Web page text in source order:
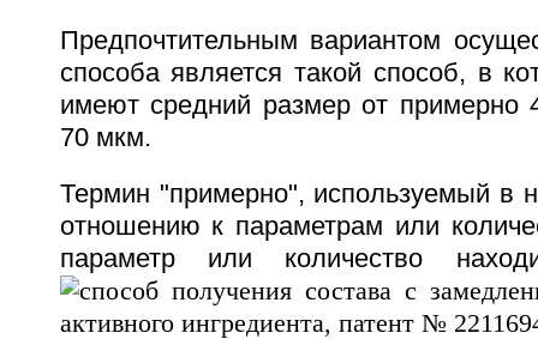
Предпочтительным вариантом
способа является такой способ, в
имеют средний размер от примерно
70 мкм.
Термин "примерно", используемый в
отношению к параметрам или
параметр или количество